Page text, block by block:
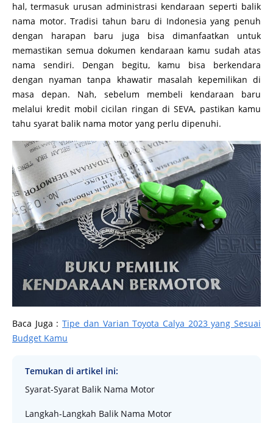
hal, termasuk urusan administrasi kendaraan seperti balik
nama motor. Tradisi tahun baru di Indonesia yang penuh
dengan harapan baru juga bisa dimanfaatkan untuk
memastikan semua dokumen kendaraan kamu sudah atas
nama sendiri. Dengan begitu, kamu bisa berkendara
dengan nyaman tanpa khawatir masalah kepemilikan di
masa depan. Nah, sebelum membeli kendaraan baru
melalui kredit mobil cicilan ringan di SEVA, pastikan kamu
tahu syarat balik nama motor yang perlu dipenuhi.
Baca Juga :Tipe dan Varian Toyota Calya 2023 yang Sesuai
Budget Kamu
Temukan di artikel ini:
Syarat-Syarat Balik Nama Motor
Langkah-Langkah Balik Nama Motor